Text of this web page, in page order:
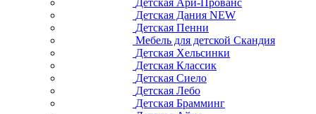
Детская Дания NEW
Детская Пенни
Мебель для детской Скандия
Детская Хельсинки
Детская Классик
Детская Сиело
Детская Лебо
Детская Брамминг